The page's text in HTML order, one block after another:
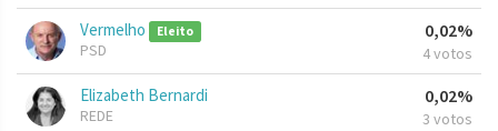
Vermelho Eleito
PSD
0,02%
4 votos
Elizabeth Bernardi
REDE
0,02%
3 votos